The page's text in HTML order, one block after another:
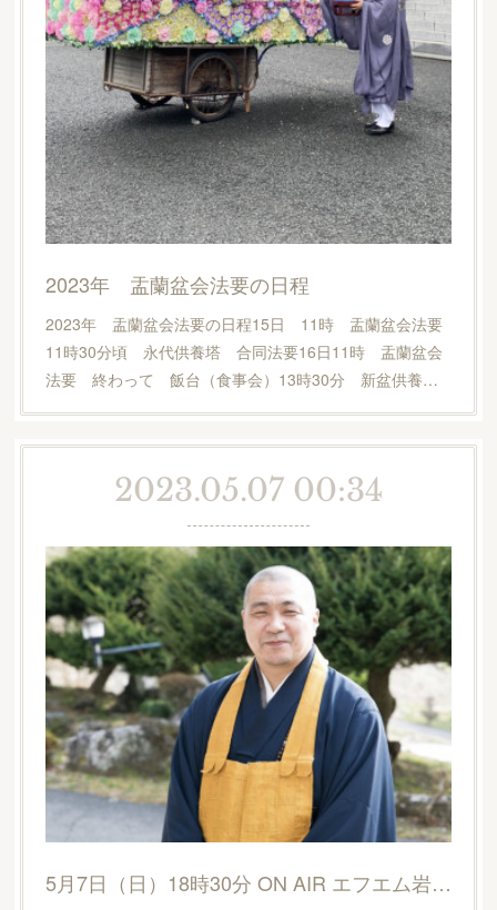
2023年 盂蘭盆会法要の日程
2023年 盂蘭盆会法要の日程15日 11時 盂蘭盆会法要
11時30分頃 永代供養塔 合同法要16日11時 盂蘭盆会
法要 終わって 飯台（食事会）13時30分 新盆供養…
2023.05.07 00:34
5月7日（日）18時30分 ON AIR エフエム岩手『SUNDAY坊主アワー』